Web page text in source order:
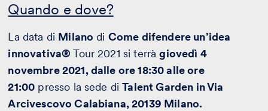
Quando e dove?
La data di Milano di Come difendere un’idea
innovativa® Tour 2021 si terràgiovedì 4
novembre 2021, dalle ore 18:30 alle ore
21:00 presso la sede diTalent Garden in Via
Arcivescovo Calabiana, 20139 Milano.